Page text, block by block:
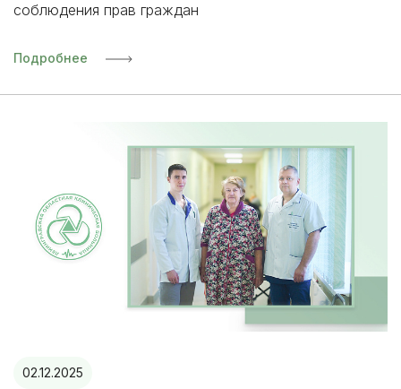
соблюдения прав граждан
Подробнее
02.12.2025